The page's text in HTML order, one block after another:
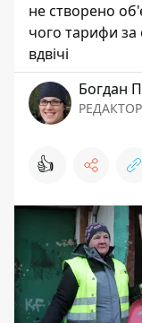
не створено
чого тарифи за
вдвічі
Богдан
РЕДАКТОР
👍